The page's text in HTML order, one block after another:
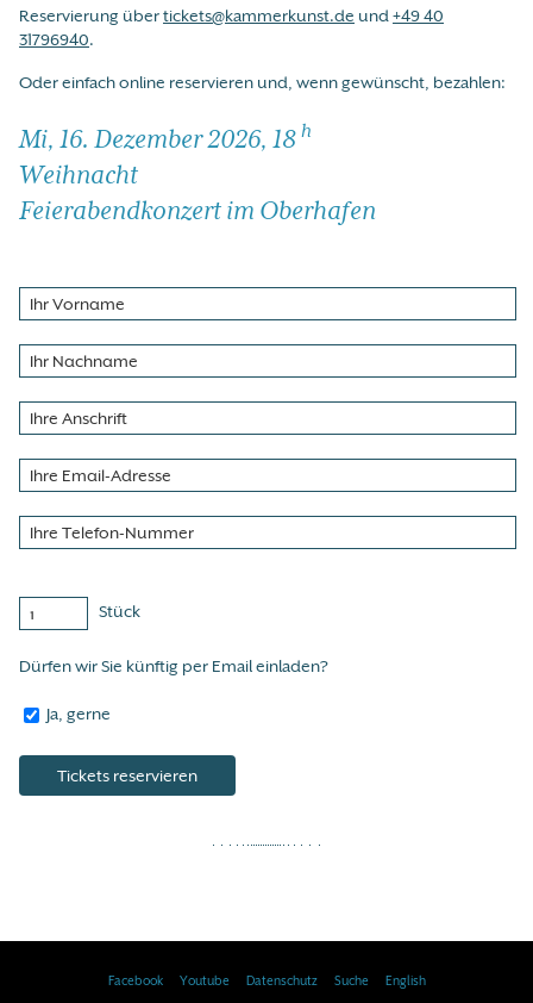
Reservierung übertickets@kammerkunst.de und+49 40
31796940.
Oder einfach online reservieren und, wenn gewünscht, bezahlen:
Mi, 16. Dezember 2026, 18 h
Weihnacht
Feierabendkonzert im Oberhafen
Stück
Dürfen wir Sie künftig per Email einladen?
Ja, gerne
Facebook Youtube Datenschutz Suche English